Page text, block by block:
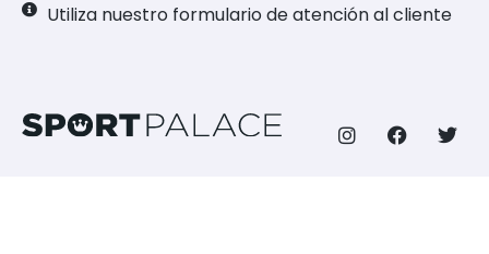
Utiliza nuestro formulario de atención al cliente